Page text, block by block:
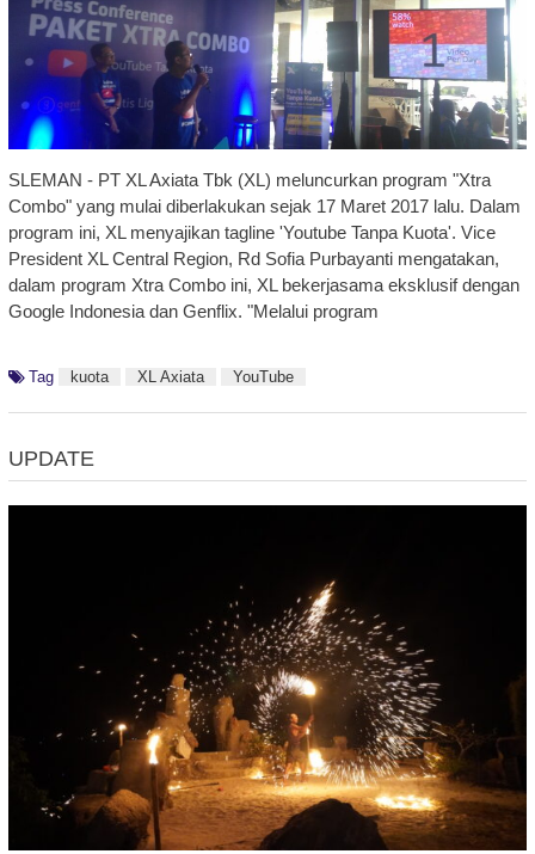
SLEMAN - PT XL Axiata Tbk (XL) meluncurkan program "Xtra
Combo" yang mulai diberlakukan sejak 17 Maret 2017 lalu. Dalam
program ini, XL menyajikan tagline 'Youtube Tanpa Kuota'. Vice
President XL Central Region, Rd Sofia Purbayanti mengatakan,
dalam program Xtra Combo ini, XL bekerjasama eksklusif dengan
Google Indonesia dan Genflix. "Melalui program
Tag kuota XL Axiata YouTube
UPDATE